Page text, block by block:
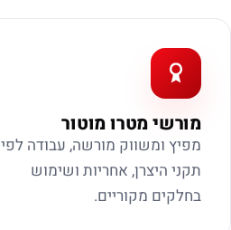
מורשי מטרו מוטור
מפיץ ומשווק מורשה, עבודה לפי
תקני היצרן, אחריות ושימוש
בחלקים מקוריים.